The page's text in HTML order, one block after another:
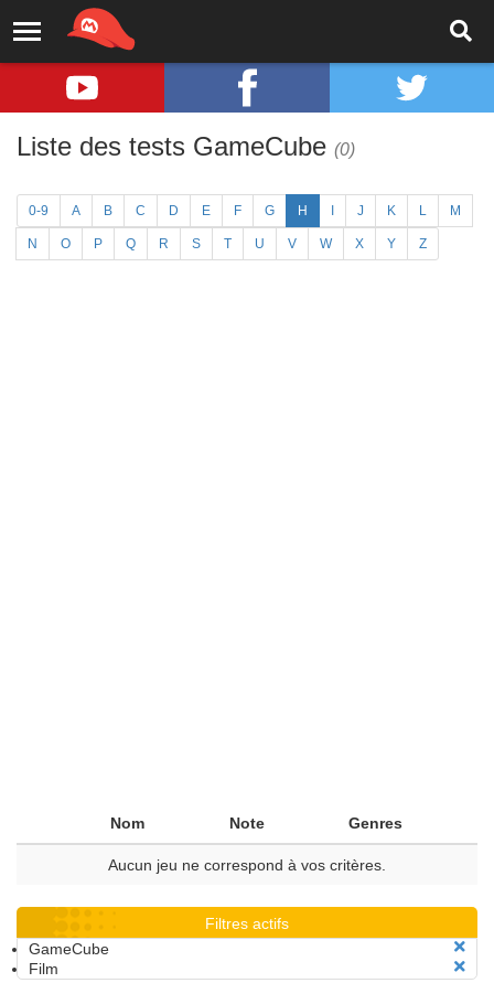
Liste des tests GameCube (0)
0-9 A B C D E F G H J K L M
N O P Q R S T U V W X Y Z
Nom Note Genres
Aucun jeu ne correspond à vos critères.
Filtres actifs
GameCube
Film